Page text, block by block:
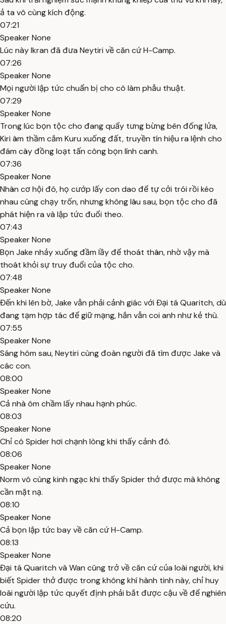
ả ta vô cùng kích động.
07:21
Speaker None
Lúc này Ikran đã đưa Neytiri về căn cứ H-Camp.
07:26
Speaker None
Mọi người lập tức chuẩn bị cho cô làm phẫu thuật.
07:29
Speaker None
Trong lúc bọn tộc cho đang quẩy tưng bừng bên đống lửa,
Kiri âm thầm cắm Kuru xuống đất, truyền tín hiệu ra lệnh cho
đám cây đồng loạt tấn công bọn lính canh.
07:36
Speaker None
Nhân cơ hội đó, họ cướp lấy con dao để tự cởi trói rồi kéo
nhau cùng chạy trốn, nhưng không lâu sau, bọn tộc cho đã
phát hiện ra và lập tức đuổi theo.
07:43
Speaker None
Bọn Jake nhảy xuống đầm lầy để thoát thân, nhờ vậy mà
thoát khỏi sự truy đuổi của tộc cho.
07:48
Speaker None
Đến khi lên bờ, Jake vẫn phải cảnh giác với Đại tá Quaritch, dù
đang tạm hợp tác để giữ mạng, hắn vẫn coi anh như kẻ thù.
07:55
Speaker None
Sáng hôm sau, Neytiri cùng đoàn người đã tìm được Jake và
các con.
08:00
Speaker None
Cả nhà ôm chầm lấy nhau hạnh phúc.
08:03
Speaker None
Chỉ có Spider hơi chạnh lòng khi thấy cảnh đó.
08:06
Speaker None
Norm vô cùng kinh ngạc khi thấy Spider thở được mà không
cần mặt nạ.
08:10
Speaker None
Cả bọn lập tức bay về căn cứ H-Camp.
08:13
Speaker None
Đại tá Quaritch và Wan cũng trở về căn cứ của loài người, khi
biết Spider thở được trong không khí hành tinh này, chỉ huy
loài người lập tức quyết định phải bắt được cậu về để nghiên
cứu.
08:20